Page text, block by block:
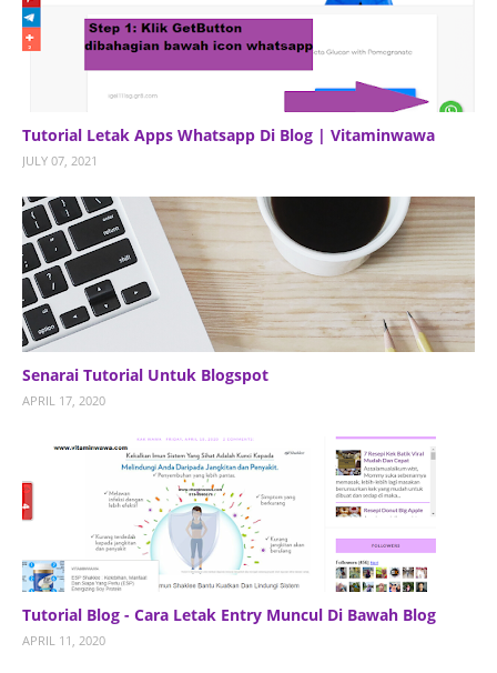
Tutorial Letak Apps Whatsapp Di Blog | Vitaminwawa
JULY 07, 2021
Senarai Tutorial Untuk Blogspot
APRIL 17, 2020
Tutorial Blog - Cara Letak Entry Muncul Di Bawah Blog
APRIL 11, 2020